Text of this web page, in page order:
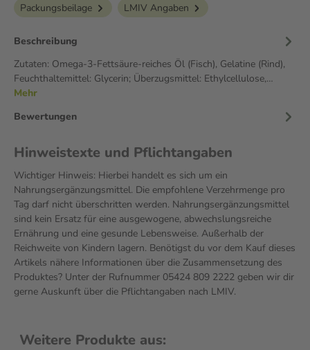
Packungsbeilage LMIV Angaben
Beschreibung
Zutaten: Omega-3-Fettsäure-reiches Öl (Fisch), Gelatine (Rind),
Feuchthaltemittel: Glycerin; Überzugsmittel: Ethylcellulose,…
Mehr
Bewertungen
Hinweistexte und Pflichtangaben
Wichtiger Hinweis: Hierbei handelt es sich um ein
Nahrungsergänzungsmittel. Die empfohlene Verzehrmenge pro
Tag darf nicht überschritten werden. Nahrungsergänzungsmittel
sind kein Ersatz für eine ausgewogene, abwechslungsreiche
Ernährung und eine gesunde Lebensweise. Außerhalb der
Reichweite von Kindern lagern. Benötigst du vor dem Kauf dieses
Artikels nähere Informationen über die Zusammensetzung des
Produktes? Unter der Rufnummer 05424 809 2222 geben wir dir
gerne Auskunft über die Pflichtangaben nach LMIV.
Weitere Produkte aus: